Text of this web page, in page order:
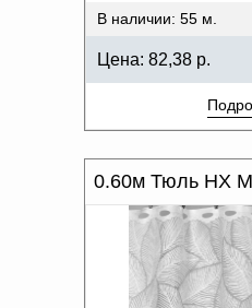
В наличии: 55 м.
Цена: 82,38 р.
0.60м Тюль HX